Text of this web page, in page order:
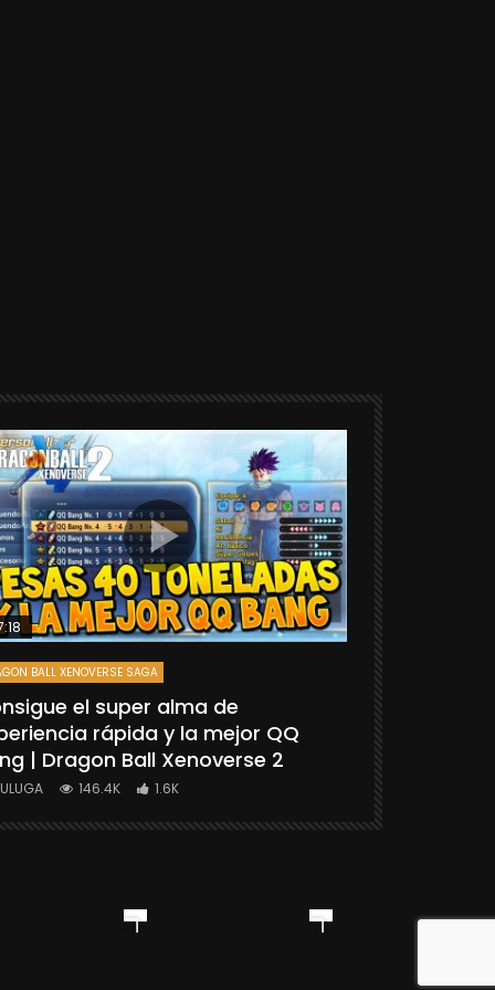
BALL XENOVERSE SAGA
el super alma de
rápida y la mejor QQ
| Dragon Ball Xenoverse 2
146.4K 1.6K
[TUTORIAL]
“GOKU
BALL